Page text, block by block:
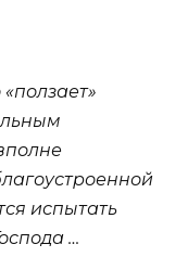
испытать
…